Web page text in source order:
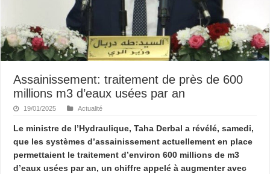
Assainissement: traitement de près de 600
millions m3 d’eaux usées par an
19/01/2025 Actualité
Le ministre de l’Hydraulique, Taha Derbal a révélé, samedi,
que les systèmes d’assainissement actuellement en place
permettaient le traitement d’environ 600 millions de m3
d’eaux usées par an, un chiffre appelé à augmenter avec